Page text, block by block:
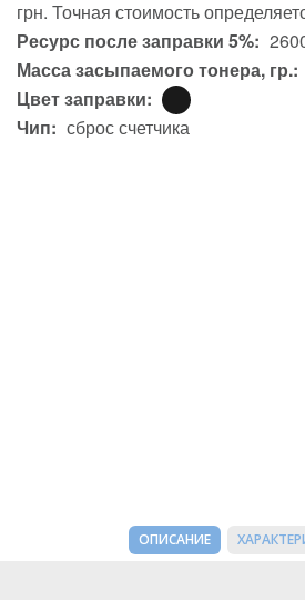
грн. Точная стоимость
Ресурс после заправки 5%:
Масса засыпаемого тонера, гр.:
Цвет заправки:
Чип: сброс счетчика
ОПИСАНИЕ